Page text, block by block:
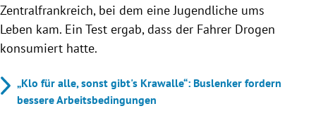
Zentralfrankreich, bei dem eine Jugendliche ums
Leben kam. Ein Test ergab, dass der Fahrer Drogen
konsumiert hatte.
„Klo für alle, sonst gibt's Krawalle“: Buslenker fordern
bessere Arbeitsbedingungen